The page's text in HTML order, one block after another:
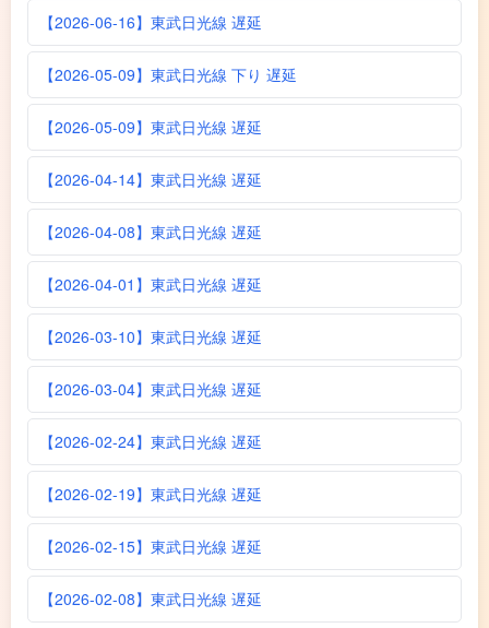
【2026-06-16】東武日光線 遅延
【2026-05-09】東武日光線 下り 遅延
【2026-05-09】東武日光線 遅延
【2026-04-14】東武日光線 遅延
【2026-04-08】東武日光線 遅延
【2026-04-01】東武日光線 遅延
【2026-03-10】東武日光線 遅延
【2026-03-04】東武日光線 遅延
【2026-02-24】東武日光線 遅延
【2026-02-19】東武日光線 遅延
【2026-02-15】東武日光線 遅延
【2026-02-08】東武日光線 遅延